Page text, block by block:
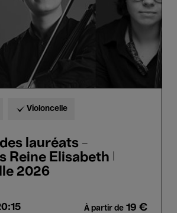
Violoncelle
lauréats -
Reine Elisabeth |
2026
À partir de 19 €